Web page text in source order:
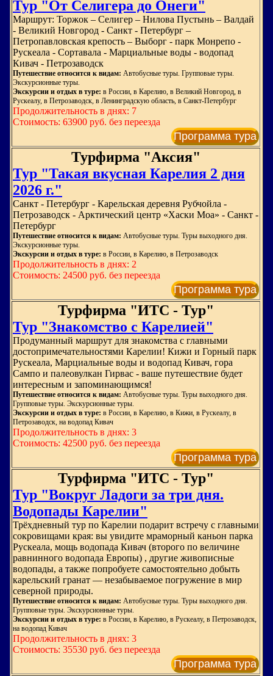
Тур "От Селигера до Онеги"
Маршрут: Торжок – Селигер – Нилова Пустынь – Валдай
- Великий Новгород - Санкт - Петербург –
Петропавловская крепость – Выборг - парк Монрепо -
Рускеала - Сортавала - Марциальные воды - водопад
Кивач - Петрозаводск
Путешествие относится к видам: Автобусные туры. Групповые туры.
Экскурсионные туры.
Экскурсии и отдых в туре: в России, в Карелию, в Великий Новгород, в
Рускеалу, в Петрозаводск, в Ленинградскую область, в Санкт-Петербург
Продолжительность в днях: 7
Стоимость: 63900 руб. без переезда
Программа тура
Турфирма "Аксия"
Тур "Такая вкусная Карелия 2 дня
2026 г."
Санкт - Петербург - Карельская деревня Рубчойла -
Петрозаводск - Арктический центр «Хаски Моа» - Санкт -
Петербург
Путешествие относится к видам: Автобусные туры. Туры выходного дня.
Экскурсионные туры.
Экскурсии и отдых в туре: в России, в Карелию, в Петрозаводск
Продолжительность в днях: 2
Стоимость: 24500 руб. без переезда
Программа тура
Турфирма "ИТС - Тур"
Тур "Знакомство с Карелией"
Продуманный маршрут для знакомства с главными
достопримечательностями Карелии! Кижи и Горный парк
Рускеала, Марциальные воды и водопад Кивач, гора
Сампо и палеовулкан Гирвас - ваше путешествие будет
интересным и запоминающимся!
Путешествие относится к видам: Автобусные туры. Туры выходного дня.
Групповые туры. Экскурсионные туры.
Экскурсии и отдых в туре: в России, в Карелию, в Кижи, в Рускеалу, в
Петрозаводск, на водопад Кивач
Продолжительность в днях: 3
Стоимость: 42500 руб. без переезда
Программа тура
Турфирма "ИТС - Тур"
Тур "Вокруг Ладоги за три дня.
Водопады Карелии"
Трёхдневный тур по Карелии подарит встречу с главными
сокровищами края: вы увидите мраморный каньон парка
Рускеала, мощь водопада Кивач (второго по величине
равнинного водопада Европы) , другие живописные
водопады, а также попробуете самостоятельно добыть
карельский гранат — незабываемое погружение в мир
северной природы.
Путешествие относится к видам: Автобусные туры. Туры выходного дня.
Групповые туры. Экскурсионные туры.
Экскурсии и отдых в туре: в России, в Карелию, в Рускеалу, в Петрозаводск,
на водопад Кивач
Продолжительность в днях: 3
Стоимость: 35530 руб. без переезда
Программа тура